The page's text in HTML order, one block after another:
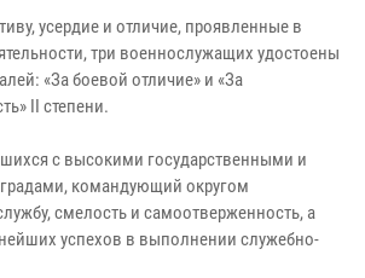
усердие и отличие, проявленные в
три военнослужащих удостоены
«За боевой отличие» и «За
II степени.
с высокими государственными и
командующий округом
смелость и самоотверженность, а
успехов в выполнении служебно-